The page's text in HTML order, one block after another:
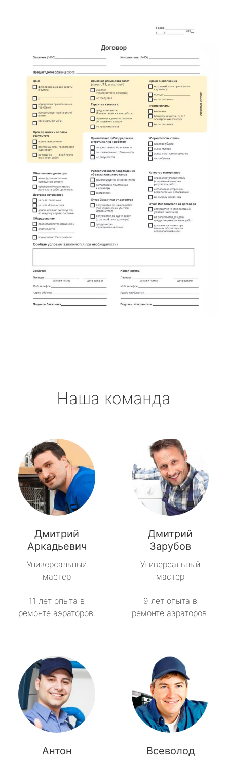
Наша команда
Дмитрий
Аркадьевич
Универсальный
мастер
11 лет опыта в
ремонте аэраторов.
Дмитрий
Зарубов
Универсальный
мастер
9 лет опыта в
ремонте аэраторов.
Антон
Всеволод